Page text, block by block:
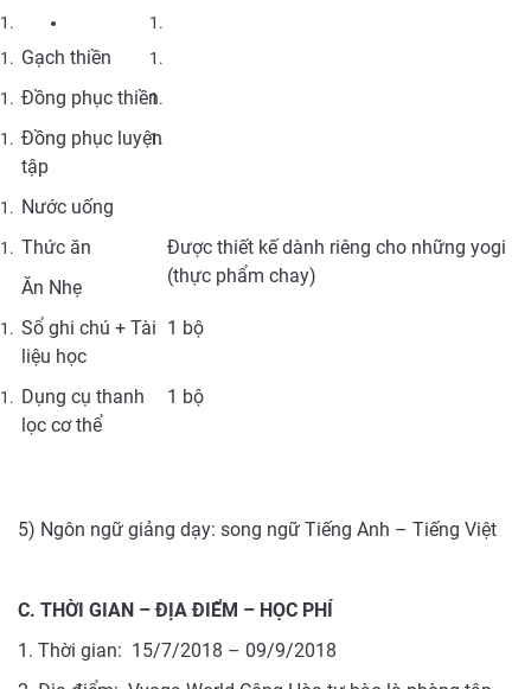
Gạch thiền
Đồng phục thiền
Đồng phục luyện
tập
Nước uống
Thức ăn
Ăn Nhẹ
Được thiết kế dành riêng cho những yogi
(thực phẩm chay)
Sổ ghi chú + Tài
liệu học
1 bộ
Dụng cụ thanh
lọc cơ thể
1 bộ
5) Ngôn ngữ giảng dạy: song ngữ Tiếng Anh – Tiếng Việt
C. THỜI GIAN – ĐỊA ĐIỂM – HỌC PHÍ
1. Thời gian: 15/7/2018 – 09/9/2018